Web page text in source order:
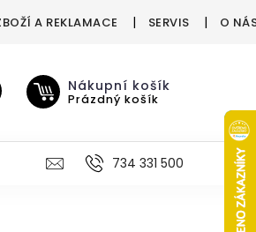
A REKLAMACE SERVIS O
Nákupní košík
Prázdný košík
VÝŽIVA VÝPRODEJ %
734 331 500